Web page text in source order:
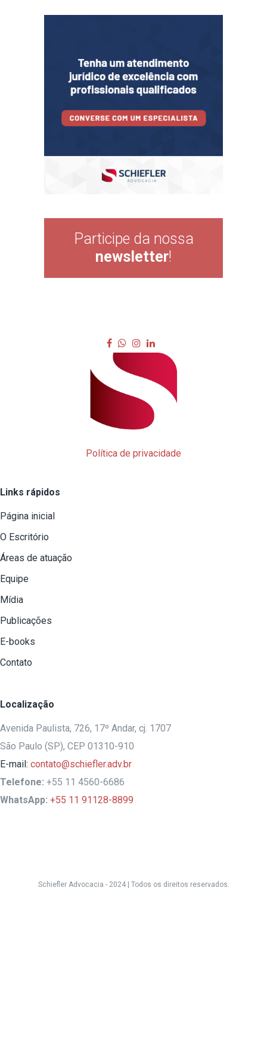
Participe da nossa
newsletter!
Política de privacidade
Links rápidos
Página inicial
O Escritório
Áreas de atuação
Equipe
Mídia
Publicações
E-books
Contato
Localização
Avenida Paulista, 726, 17º Andar, cj. 1707
São Paulo (SP), CEP 01310-910
E-mail: contato@schiefler.adv.br
Telefone: +55 11 4560-6686
WhatsApp: +55 11 91128-8899
Schiefler Advocacia - 2024 | Todos os direitos reservados.